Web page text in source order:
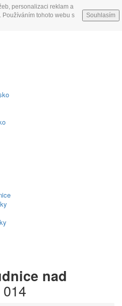
personalizaci reklam a
tohoto webu s
Souhlasím
nad